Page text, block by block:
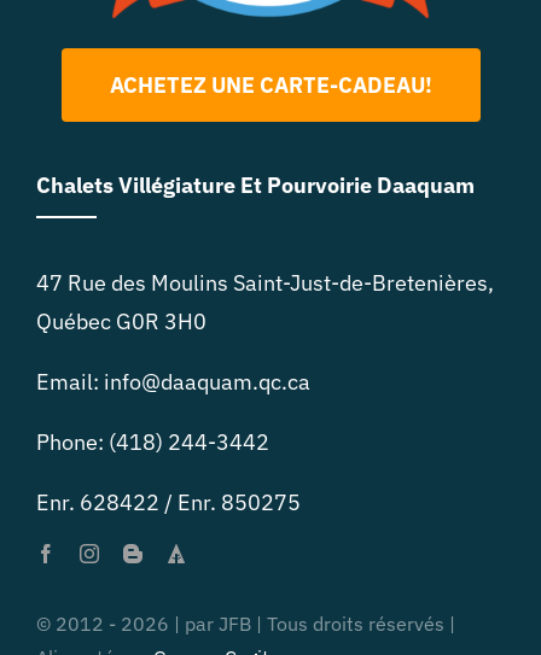
ACHETEZ UNE CARTE-CADEAU!
Chalets Villégiature Et Pourvoirie Daaquam
47 Rue des Moulins Saint-Just-de-Bretenières,
Québec G0R 3H0
Email: info@daaquam.qc.ca
Phone: (418) 244-3442
Enr. 628422 / Enr. 850275
© 2012 - 2026 | par JFB | Tous droits réservés |